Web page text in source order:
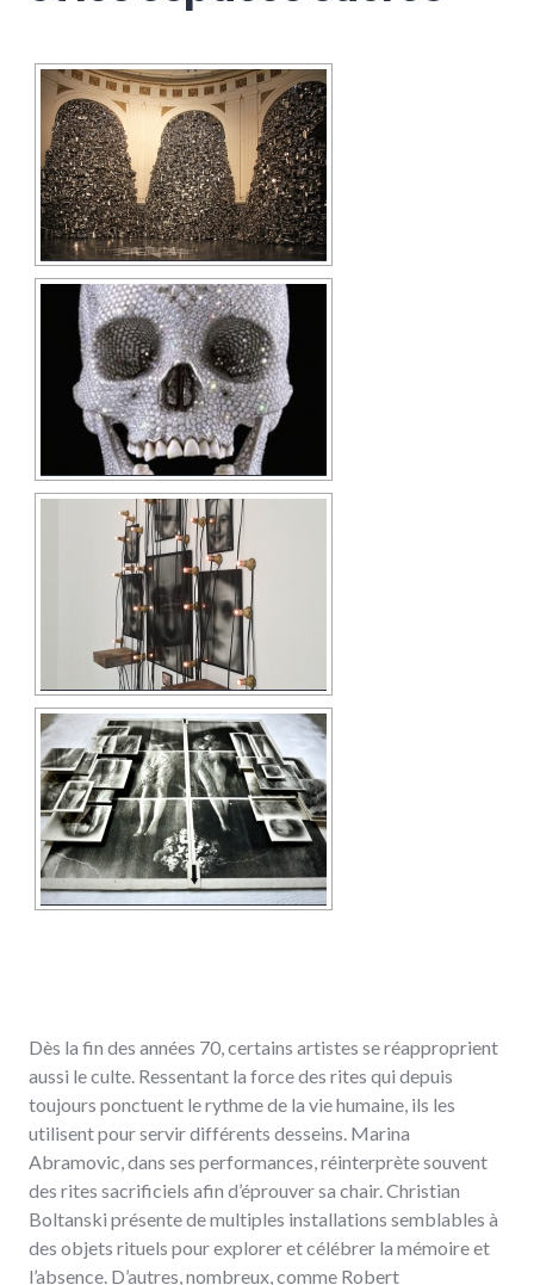
Dès la fin des années 70, certains artistes se réapproprient
aussi le culte. Ressentant la force des rites qui depuis
toujours ponctuent le rythme de la vie humaine, ils les
utilisent pour servir différents desseins. Marina
Abramovic, dans ses performances, réinterprète souvent
des rites sacrificiels afin d’éprouver sa chair. Christian
Boltanski présente de multiples installations semblables à
des objets rituels pour explorer et célébrer la mémoire et
l’absence. D’autres, nombreux, comme Robert